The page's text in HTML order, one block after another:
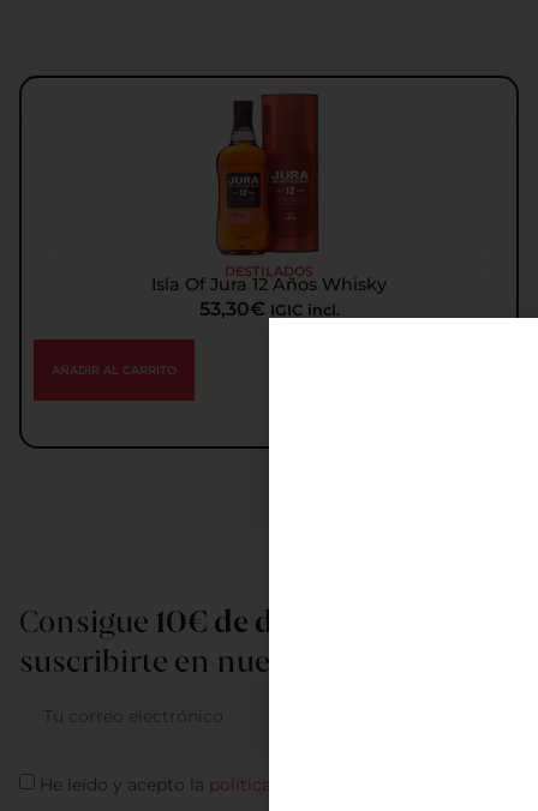
DESTILADOS
Isla Of Jura 12 Años Whisky
53,30€ IGIC incl.
AÑADIR AL CARRITO
Consigue 10€ de descuento
suscribirte en nuestra newsletter
He leído y acepto la política de privacidad